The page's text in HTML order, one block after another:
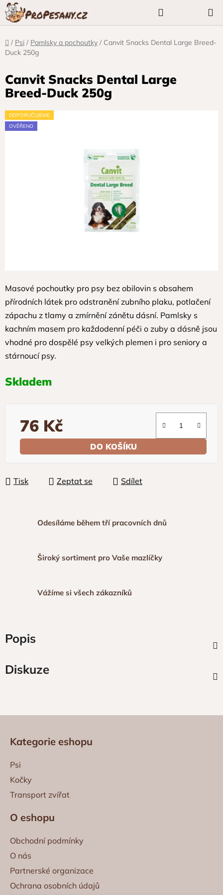
Přejít
na
obsah
KOŠÍK
Domů
/ Psi / Pamlsky a pochoutky / Canvit Snacks Dental Large Breed-
Duck 250g
Masové pochoutky pro psy bez obilovin s obsahem
přírodních látek pro odstranění zubního plaku, potlačení
zápachu z tlamy a zmírnění zánětu dásní. Pamlsky s
kachním masem pro každodenní péči o zuby a dásně jsou
vhodné pro dospělé psy velkých plemen i pro seniory a
stárnoucí psy.
Skladem
76 Kč
Měrná cena:
DO KOŠÍKU
Tisk Zeptat se Sdílet
Canvit Snacks Dental Large
Breed-Duck 250g
DOPORUČUJEME
OVĚŘENO
Odesíláme během tří pracovních dnů
Široký sortiment pro Vaše mazlíčky
Vážíme si všech zákazníků
Popis
Diskuze
Kategorie eshopu
Psi
Kočky
Transport zvířat
O eshopu
Obchodní podmínky
O nás
Partnerské organizace
Ochrana osobních údajů